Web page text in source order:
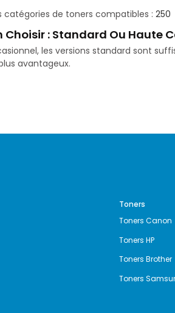
catégories de toners compatibles : 250
Choisir : Standard Ou Haute
les versions standard sont
avantageux.
Toners
Toners Canon
Toners HP
Toners Brother
Toners